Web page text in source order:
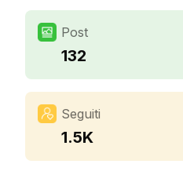
Post
132
Seguiti
1.5K